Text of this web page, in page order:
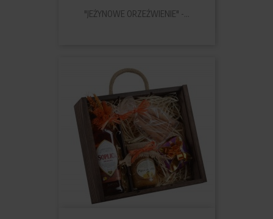
"JEŻYNOWE ORZEŹWIENIE" -...